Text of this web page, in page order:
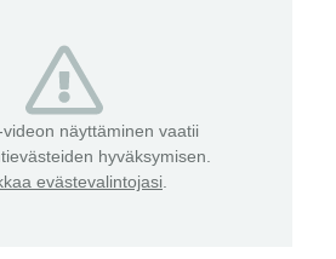
videon näyttäminen vaatii
hyväksymisen.
evästevalintojasi.